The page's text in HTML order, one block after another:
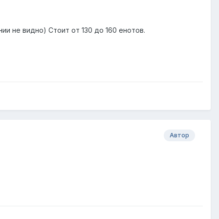
не видно) Стоит от 130 до 160 енотов.
Автор